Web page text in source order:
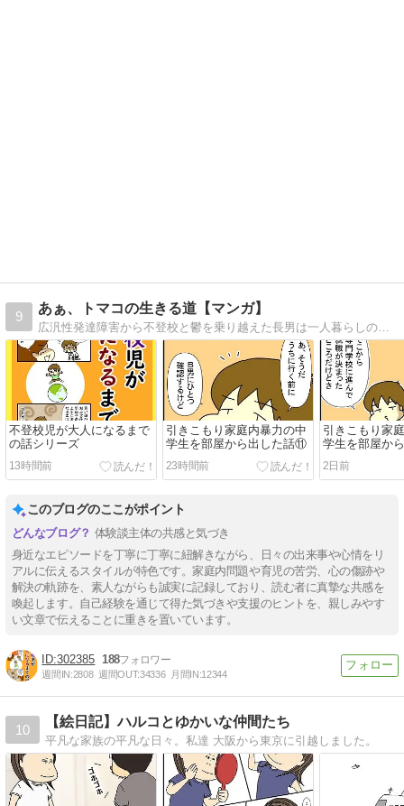
9
あぁ、トマコの生きる道【マンガ】
広汎性発達障害から不登校と鬱を乗り越えた長男は一人暮らしの社会人二年生。ADHDを抱えた次男は社会人一年生。発達障害３兄弟を育てる母トマコの４〜１６コママンガ。
不登校児が大人になるまで
の話シリーズ
13時間前
引きこもり家庭内暴力の中
学生を部屋から出した話⑪
23時間前
引きこもり家
学生を部屋か
2日前
このブログのここがポイント
体験談主体の共感と気づき
身近なエピソードを丁寧に丁寧に紐解きながら、日々の出来事や心情をリ
アルに伝えるスタイルが特色です。家庭内問題や育児の苦労、心の傷跡や
解決の軌跡を、素人ながらも誠実に記録しており、読む者に真摯な共感を
喚起します。自己経験を通じて得た気づきや支援のヒントを、親しみやす
い文章で伝えることに重きを置いています。
302385 188
週間IN:2808 週間OUT:34336 月間IN:12344
10
【絵日記】ハルコとゆかいな仲間たち
平凡な家族の平凡な日々。私達 大阪から東京に引越しました。